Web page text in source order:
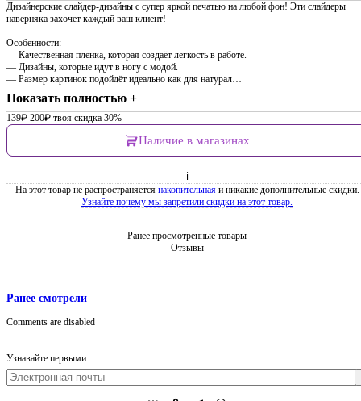
Дизайнерские слайдер-дизайны с супер яркой печатью на любой фон! Эти слайдеры
наверняка захочет каждый ваш клиент!
Особенности:
— Качественная пленка, которая создаёт легкость в работе.
— Дизайны, которые идут в ногу с модой.
— Размер картинок подойдёт идеально как для натурал…
Показать полностью +
139₽ 200₽ твоя скидка 30%
Наличие в магазинах
ℹ
На этот товар не распространяется накопительнаяи никакие дополнительные скидки.
Узнайте почему мы запретили скидки на этот товар.
Ранее просмотренные товары
Отзывы
Ранее смотрели
Comments are disabled
Узнавайте первыми: